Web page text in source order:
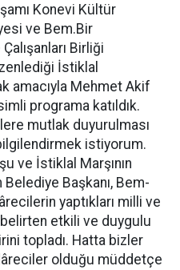
Konevi Kültür
ve Bem.Bir
Birliği
İstiklal
amacıyla Mehmet Akif
programa katıldık.
mutlak duyurulması
istiyorum.
ve İstiklal Marşının
Başkanı, Bem-
yaptıkları milli ve
etkili ve duygulu
topladı. Hatta bizler
olduğu müddetçe